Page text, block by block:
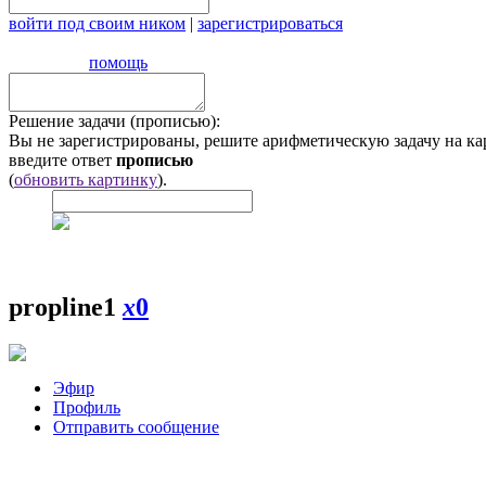
войти под своим ником | зарегистрироваться
помощь
Решение задачи (прописью):
Вы не зарегистрированы, решите арифметическую задачу на
введите ответ прописью
(обновить картинку).
propline1x0
Эфир
Профиль
Отправить сообщение